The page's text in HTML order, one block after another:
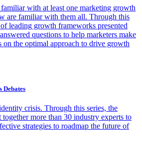
with at least one marketing growth
are familiar with them all. Through this
leading growth frameworks presented
questions to help marketers make
on the optimal approach to drive growth
Debates
crisis. Through this series, the
more than 30 industry experts to
strategies to roadmap the future of